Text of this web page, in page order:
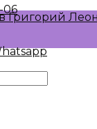
06
Григорий